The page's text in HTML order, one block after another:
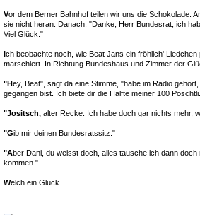
Vor dem Berner Bahnhof teilen wir uns die Schokolade.
sie nicht heran. Danach: "Danke, Herr Bundesrat, ich
Viel Glück."
ch beobachte noch, wie Beat Jans ein fröhlich' Liedchen
marschiert. In Richtung Bundeshaus und Zimmer der
"Hey, Beat", sagt da eine Stimme, "habe im Radio
gegangen bist. Ich biete dir die Hälfte meiner 100
"Jositsch, alter Recke. Ich habe doch gar nichts mehr,
"Gib mir deinen Bundesratssitz."
"Aber Dani, du weisst doch, alles tausche ich dann doch
kommen."
Welch ein Glück.